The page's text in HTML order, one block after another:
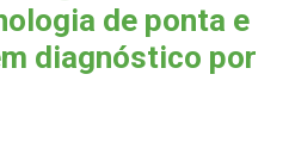
de ponta e
diagnóstico por